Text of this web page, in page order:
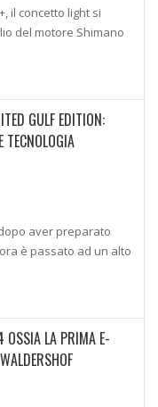
il concetto light si
del motore Shimano
GULF EDITION:
TECNOLOGIA
aver preparato
è passato ad un alto
OSSIA LA PRIMA E-